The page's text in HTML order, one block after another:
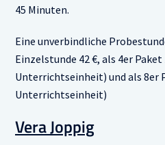
45 Minuten.
Eine unverbindliche
Einzelstunde 42 €, als 4er Paket
Unterrichtseinheit) und als 8er
Unterrichtseinheit)
Vera Joppig